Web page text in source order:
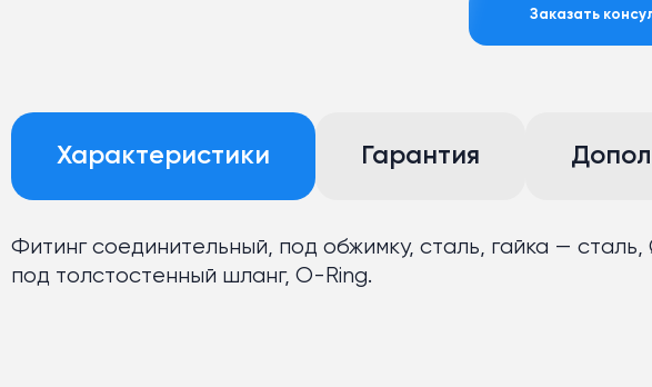
Заказать
Характеристики Гарантия
Фитинг соединительный, под обжимку, сталь, гайка —
под толстостенный шланг, O-Ring.